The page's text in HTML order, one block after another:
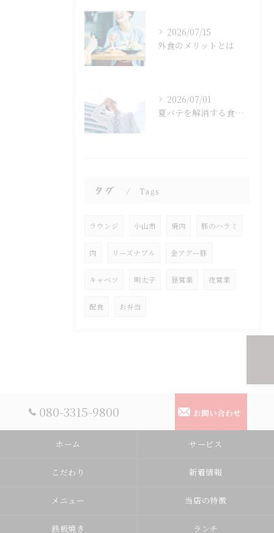
2026/07/15
外食のメリットとは
2026/07/01
夏バテを解消する食べ物とは？
タグ Tags
ラウンジ 小山市 焼肉 豚のハラミ
肉 リーズナブル 金アグー豚
キャベツ 明太子 昼営業 夜営業
配食 お弁当
080-3315-9800 お問い合わせ
ホーム サービス
こだわり 新着情報
メニュー 当店の特徴
鉄板焼き ランチ